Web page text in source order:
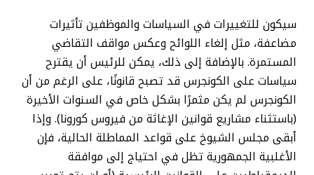
سيكون للتغييرات في السياسات والموظفين تأثيرات
مضاعفة، مثل إلغاء اللوائح وعكس مواقف التقاضي
المستمرة. بالإضافة إلى ذلك، يمكن للرئيس أن يقترح
سياسات على الكونجرس قد تصبح قانونًا، على الرغم من أن
الكونجرس لم يكن مثمرًا بشكل خاص في السنوات الأخيرة
(باستثناء مشاريع قوانين الإغاثة من فيروس كورونا). وإذا
أبقى مجلس الشيوخ على قواعد المماطلة الحالية، فإن
الأغلبية الجمهورية تظل في احتياج إلى موافقة